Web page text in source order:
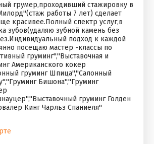
грумер,проходивший стажировку в
работы 7 лет) сделает
красивее.Полный спектр услуг,в
зубов(удаляю зубной камень без
подход к каждой
посещаю мастер -классы по
груминг'',''Выставочная и
Американского кокер
груминг Шпица'',''Салонный
Бишона'',''Груминг
груминг Голден
Кинг Чарльз Спаниеля''